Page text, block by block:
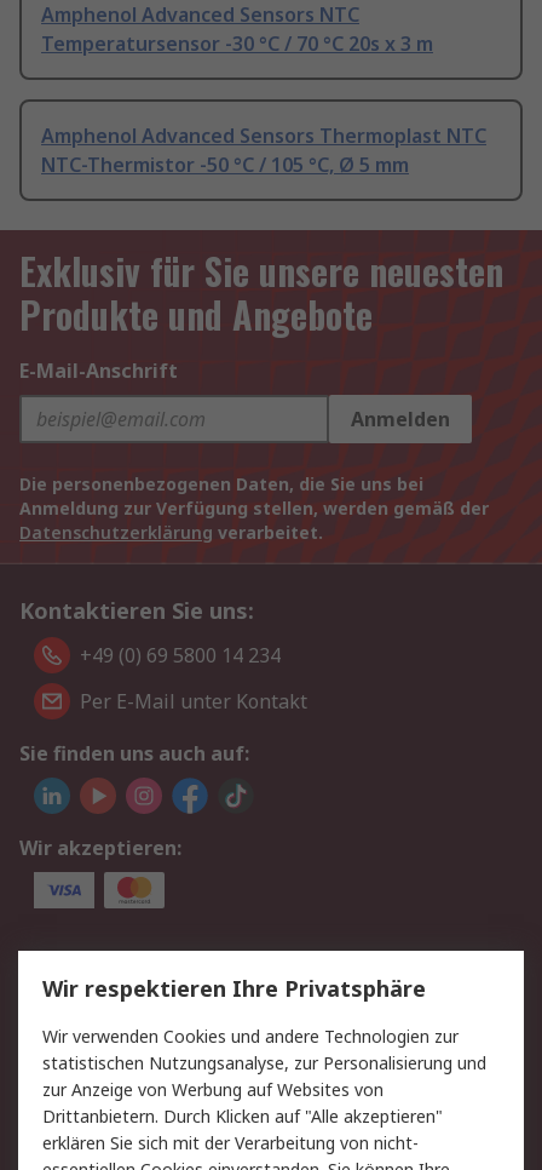
Amphenol Advanced Sensors NTC
Temperatursensor -30 °C / 70 °C 20s x 3 m
Amphenol Advanced Sensors Thermoplast NTC
NTC-Thermistor -50 °C / 105 °C, Ø 5 mm
Exklusiv für Sie unsere neuesten
Produkte und Angebote
E-Mail-Anschrift
Anmelden
Die personenbezogenen Daten, die Sie uns bei
Anmeldung zur Verfügung stellen, werden gemäß der
Datenschutzerklärung verarbeitet.
Kontaktieren Sie uns:
+49 (0) 69 5800 14 234
Per E-Mail unter Kontakt
Sie finden uns auch auf:
Wir akzeptieren:
Service
Value Added Services
Lieferlösungen
Rücksendungen
Kontakt
Hilfe
Privatkunden
Rechtliches
Wir respektieren Ihre Privatsphäre
Wir verwenden Cookies und andere Technologien zur
statistischen Nutzungsanalyse, zur Personalisierung und
zur Anzeige von Werbung auf Websites von
Drittanbietern. Durch Klicken auf "Alle akzeptieren"
erklären Sie sich mit der Verarbeitung von nicht-